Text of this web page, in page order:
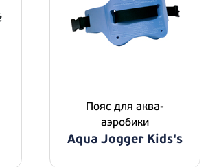
Пояс для аква-
аэробики
Aqua Jogger Kids's